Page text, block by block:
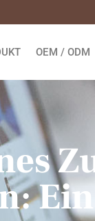
OEM / ODM